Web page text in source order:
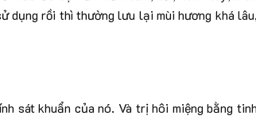
dụng rồi thì thường lưu lại mùi hương khá
sát khuẩn của nó. Và trị hôi miệng bằng tinh